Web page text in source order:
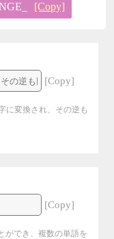
[Copy]
[Copy]
に変換され、その逆も
[Copy]
ができ、複数の単語を